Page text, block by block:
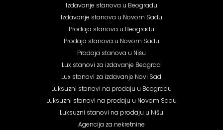
Izdavanje stanova u Beogradu
Izdavanje stanova u Novom Sadu
Prodaja stanova u Beogradu
Prodaja stanova u Novom Sadu
Prodaja stanova u Nišu
Lux stanovi za izdavanje Beograd
Lux stanovi za izdavanje Novi Sad
Luksuzni stanovi na prodaju u Beogradu
Luksuzni stanovi na prodaju u Novom Sadu
Luksuzni stanovi na prodaju u Nišu
Agencija za nekretnine